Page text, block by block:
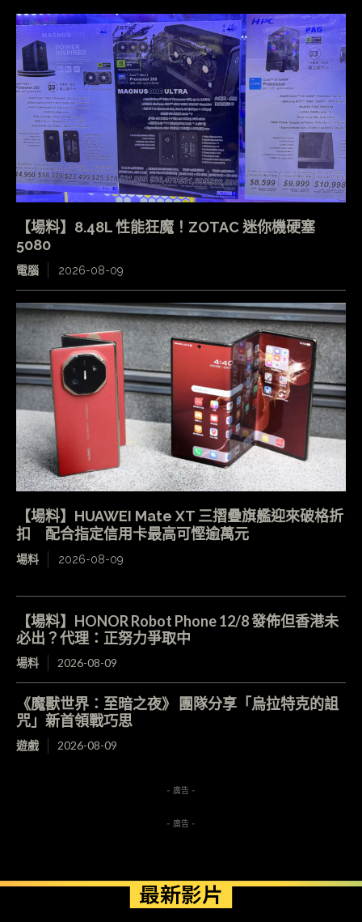
【場料】8.48L 性能狂魔！ZOTAC 迷你機硬塞
5080
電腦 2026-08-09
【場料】HUAWEI Mate XT 三摺疊旗艦迎來破格折
扣 配合指定信用卡最高可慳逾萬元
場料 2026-08-09
【場料】HONOR Robot Phone 12/8 發佈但香港未
必出？代理：正努力爭取中
場料 2026-08-09
《魔獸世界：至暗之夜》 團隊分享「烏拉特克的詛
咒」新首領戰巧思
遊戲 2026-08-09
- 廣告 -
- 廣告 -
最新影片